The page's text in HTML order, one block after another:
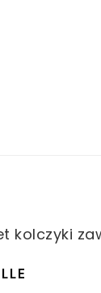
kolczyki